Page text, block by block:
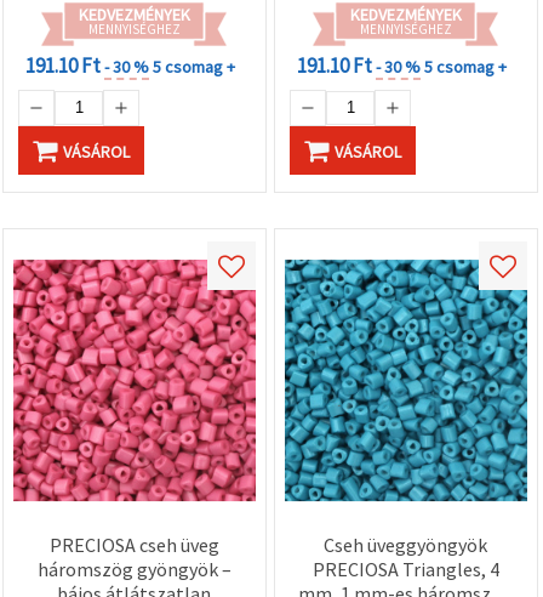
KEDVEZMÉNYEK
MENNYISÉGHEZ
191.10 Ft- 30 %5 csomag +
VÁSÁROL
KEDVEZMÉNYEK
MENNYISÉGHEZ
191.10 Ft- 30 %5 csomag +
VÁSÁROL
PRECIOSA cseh üveg
háromszög gyöngyök –
Cseh üveggyöngyök
PRECIOSA Triangles, 4